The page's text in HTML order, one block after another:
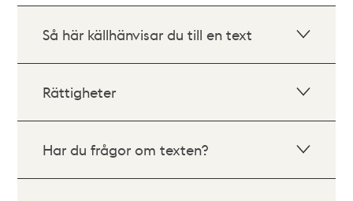
Så här källhänvisar du till en text
Rättigheter
Har du frågor om texten?